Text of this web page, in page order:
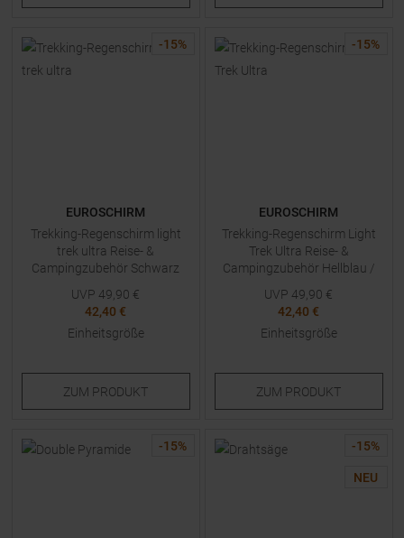
-15%
EUROSCHIRM
Trekking-Regenschirm light
trek ultra Reise- &
Campingzubehör Schwarz
UVP 49,90 €
42,40 €
Einheitsgröße
ZUM PRODUKT
-15%
EUROSCHIRM
Trekking-Regenschirm Light
Trek Ultra Reise- &
Campingzubehör Hellblau /
UVP 49,90 €
42,40 €
Einheitsgröße
ZUM PRODUKT
-15% -15%
NEU